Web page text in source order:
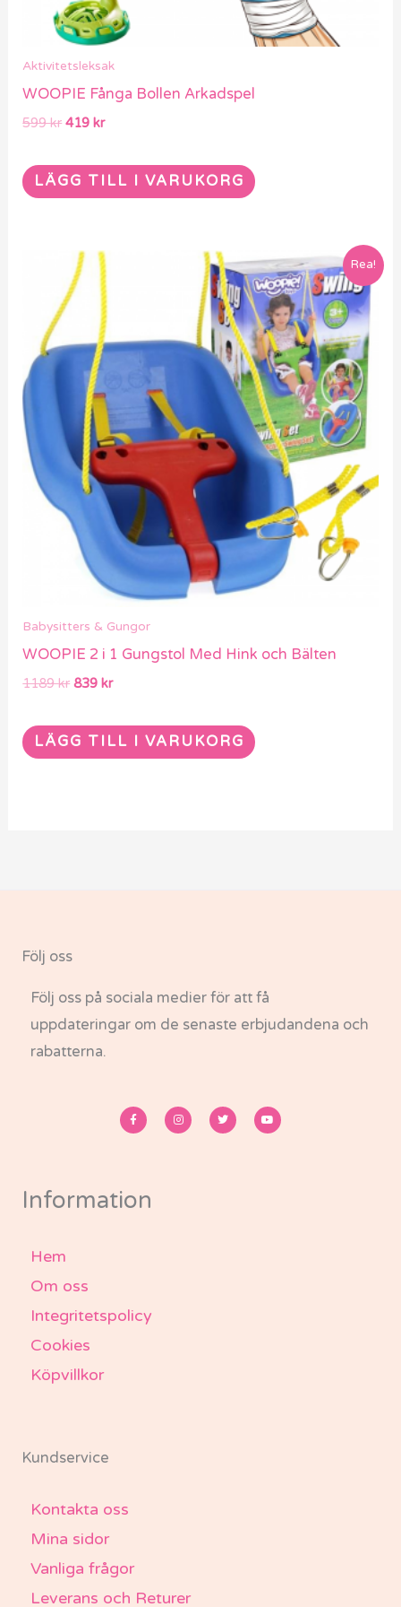
Aktivitetsleksak
WOOPIE Fånga Bollen Arkadspel
599kr 419kr
LÄGG TILL I VARUKORG
Rea!
Babysitters & Gungor
WOOPIE 2 i 1 Gungstol Med Hink och Bälten
1189kr
Det
ursprungliga
priset
1189 kr.
839kr
LÄGG TILL I VARUKORG
Följ oss
Följ oss på sociala medier för att få
uppdateringar om de senaste erbjudandena och
rabatterna.
a
c
e
f
n
s
t
w
i
t
o
u
t
Information
Hem
Om oss
Integritetspolicy
Cookies
Köpvillkor
Kundservice
Kontakta oss
Mina sidor
Vanliga frågor
Leverans och Returer